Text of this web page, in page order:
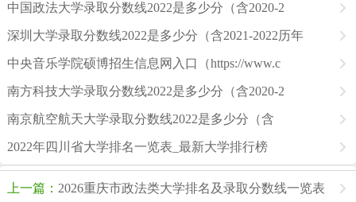
中国政法大学录取分数线2022是多少分（含2020-2
深圳大学录取分数线2022是多少分（含2021-2022历年
中央音乐学院硕博招生信息网入口（https://www.c
南方科技大学录取分数线2022是多少分（含2020-2
南京航空航天大学录取分数线2022是多少分（含
2022年四川省大学排名一览表_最新大学排行榜
上一篇： 2026重庆市政法类大学排名及录取分数线一览表